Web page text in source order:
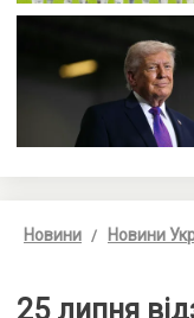
Новини Новини
25 липня